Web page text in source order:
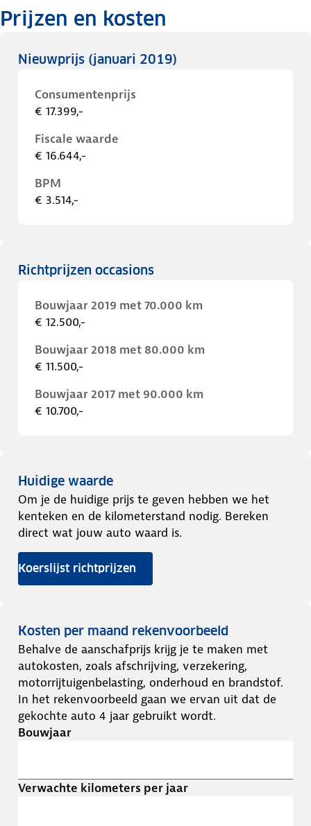
Prijzen en kosten
Nieuwprijs (januari 2019)
Consumentenprijs
€ 17.399,-
Fiscale waarde
€ 16.644,-
BPM
€ 3.514,-
Richtprijzen occasions
Bouwjaar 2019 met 70.000 km
€ 12.500,-
Bouwjaar 2018 met 80.000 km
€ 11.500,-
Bouwjaar 2017 met 90.000 km
€ 10.700,-
Huidige waarde
Om je de huidige prijs te geven hebben we het
kenteken en de kilometerstand nodig. Bereken
direct wat jouw auto waard is.
Koerslijst richtprijzen
Kosten per maand rekenvoorbeeld
Behalve de aanschafprijs krijg je te maken met
autokosten, zoals afschrijving, verzekering,
motorrijtuigenbelasting, onderhoud en brandstof.
In het rekenvoorbeeld gaan we ervan uit dat de
gekochte auto 4 jaar gebruikt wordt.
Bouwjaar
Verwachte kilometers per jaar